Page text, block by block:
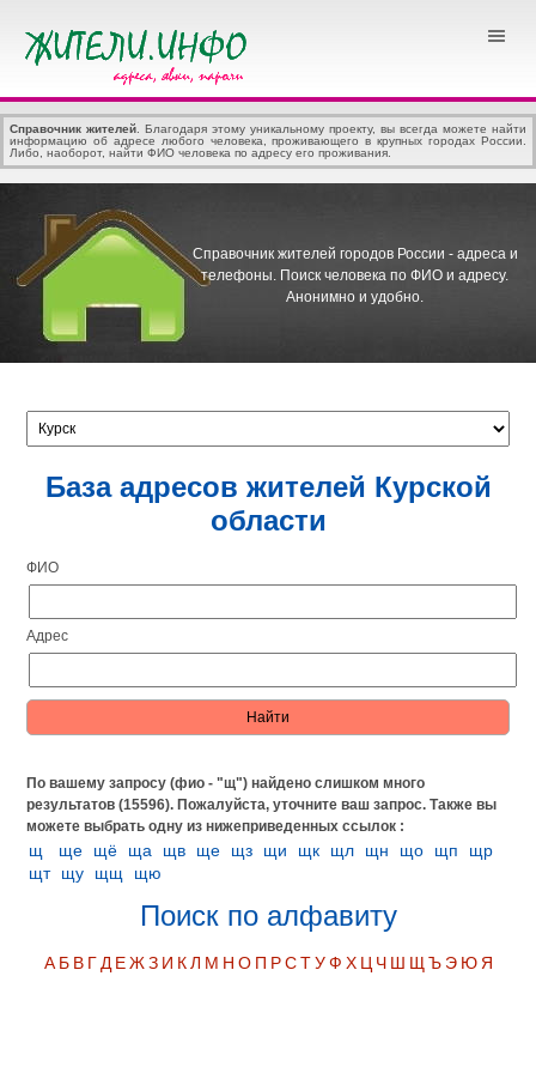
Справочник жителей . Благодаря этому уникальному проекту, вы всегда можете найти
информацию об адресе любого человека, проживающего в крупных городах России.
Либо, наоборот, найти ФИО человека по адресу его проживания.
Справочник жителей городов России - адреса и
телефоны. Поиск человека по ФИО и адресу.
Анонимно и удобно.
База адресов жителей Курской
области
ФИО
Адрес
По вашему запросу (фио - "щ") найдено слишком много
результатов (15596). Пожалуйста, уточните ваш запрос.Также вы
можете выбрать одну из нижеприведенных ссылок :
щ щe щё ща щв ще щз щи щк щл щн що щп
щр
щт щу щщ щю
Поиск по алфавиту
А Б В Г Д Е Ж З И К Л М Н О П Р С Т У Ф Х Ц Ч Ш Щ Ъ Э Ю Я